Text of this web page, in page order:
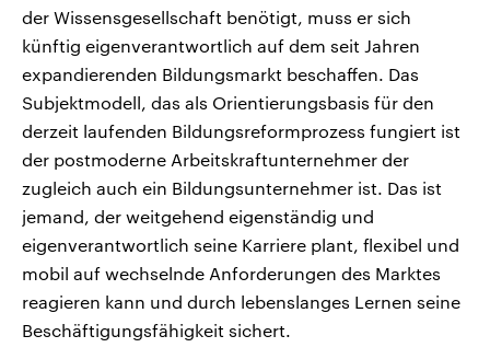
der Wissensgesellschaft benötigt, muss er sich
künftig eigenverantwortlich auf dem seit Jahren
expandierenden Bildungsmarkt beschaffen. Das
Subjektmodell, das als Orientierungsbasis für den
derzeit laufenden Bildungsreformprozess fungiert ist
der postmoderne Arbeitskraftunternehmer der
zugleich auch ein Bildungsunternehmer ist. Das ist
jemand, der weitgehend eigenständig und
eigenverantwortlich seine Karriere plant, flexibel und
mobil auf wechselnde Anforderungen des Marktes
reagieren kann und durch lebenslanges Lernen seine
Beschäftigungsfähigkeit sichert.